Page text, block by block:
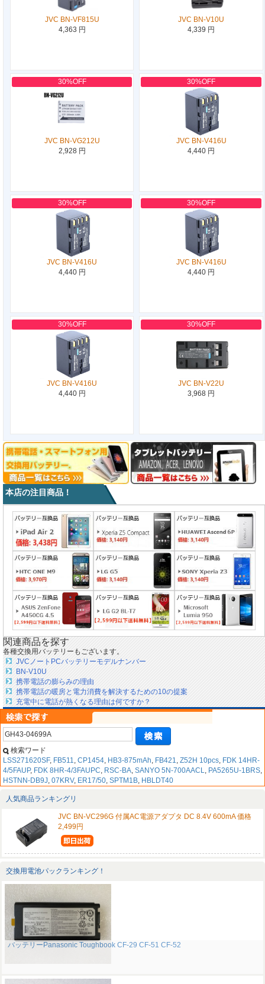
JVC BN-VF815U
4,363 円
JVC BN-V10U
4,339 円
30%OFF
JVC BN-VG212U
2,928 円
30%OFF
JVC BN-V416U
4,440 円
30%OFF
JVC BN-V416U
4,440 円
30%OFF
JVC BN-V416U
4,440 円
30%OFF
JVC BN-V416U
4,440 円
30%OFF
JVC BN-V22U
3,968 円
本店の注目商品！
関連商品を探す
各種交換用バッテリーもございます。
JVCノートPCバッテリーモデルナンバー
BN-V10U
携帯電話の膨らみの理由
携帯電話の暖房と電力消費を解決するための10の提案
充電中に電話が熱くなる理由は何ですか？
検索ワード
LSS271620SF, FB511, CP1454, HB3-875mAh, FB421, Z52H 10pcs, FDK 14HR-
4/5FAUP, FDK 8HR-4/3FAUPC, RSC-BA, SANYO 5N-700AACL, PA5265U-1BRS,
HSTNN-DB9J, 07KRV, ER17/50, SPTM1B, HBLDT40
人気商品ランキングリ
JVC BN-VC296G 付属AC電源アダプタ DC 8.4V 600mA 価格
2,499円
交換用電池パックランキング！
バッテリーPanasonic Toughbook CF-29 CF-51 CF-52